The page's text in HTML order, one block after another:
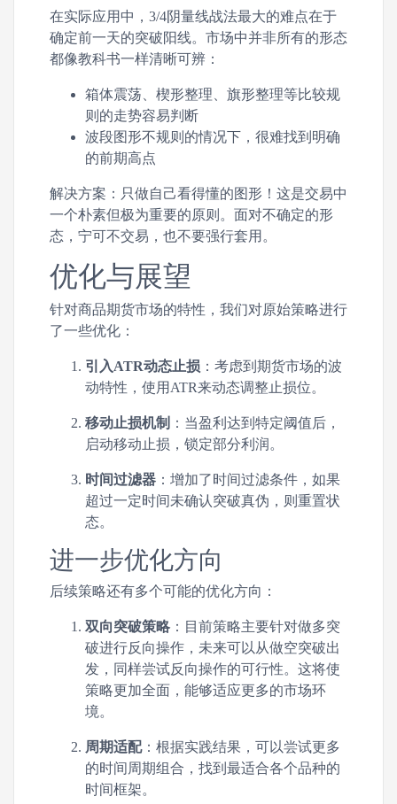
在实际应用中，3/4阴量线战法最大的难点在于
确定前一天的突破阳线。市场中并非所有的形态
都像教科书一样清晰可辨：
箱体震荡、楔形整理、旗形整理等比较规
则的走势容易判断
波段图形不规则的情况下，很难找到明确
的前期高点
解决方案：只做自己看得懂的图形！这是交易中
一个朴素但极为重要的原则。面对不确定的形
态，宁可不交易，也不要强行套用。
优化与展望
针对商品期货市场的特性，我们对原始策略进行
了一些优化：
引入ATR动态止损 ：考虑到期货市场的波
动特性，使用ATR来动态调整止损位。
移动止损机制 ：当盈利达到特定阈值后，
启动移动止损，锁定部分利润。
时间过滤器 ：增加了时间过滤条件，如果
超过一定时间未确认突破真伪，则重置状
态。
进一步优化方向
后续策略还有多个可能的优化方向：
双向突破策略 ：目前策略主要针对做多突
破进行反向操作，未来可以从做空突破出
发，同样尝试反向操作的可行性。这将使
策略更加全面，能够适应更多的市场环
境。
周期适配：根据实践结果，可以尝试更多
的时间周期组合，找到最适合各个品种的
时间框架。